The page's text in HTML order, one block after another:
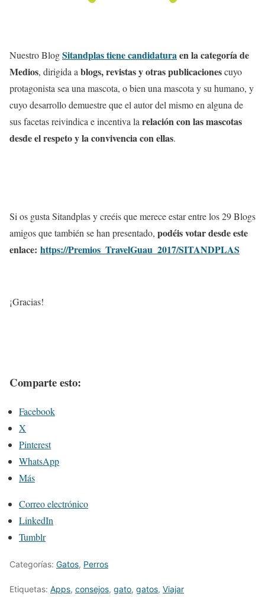
Nuestro BlogSitandplas tiene candidaturaen la categoría de
Medios, dirigida a blogs, revistas y otras publicacionescuyo
protagonista sea una mascota, o bien una mascota y su humano, y
cuyo desarrollo demuestre que el autor del mismo en alguna de
sus facetas reivindica e incentiva la relación con las mascotas
desde el respeto y la convivencia con ellas.
Si os gusta Sitandplas y creéis que merece estar entre los 29 Blogs
amigos que también se han presentado, podéis votar desde este
enlace: https://Premios_TravelGuau_2017/SITANDPLAS
¡Gracias!
Comparte esto:
Facebook
X
Pinterest
WhatsApp
Más
Correo electrónico
LinkedIn
Tumblr
Categorías: Gatos, Perros
Etiquetas: Apps, consejos, gato, gatos, Viajar